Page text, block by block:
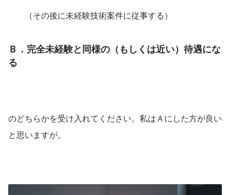
（その後に未経験技術案件に従事する）
Ｂ．完全未経験と同様の（もしくは近い）待遇にな
る
のどちらかを受け入れてください。私はＡにした方が良い
と思いますが。